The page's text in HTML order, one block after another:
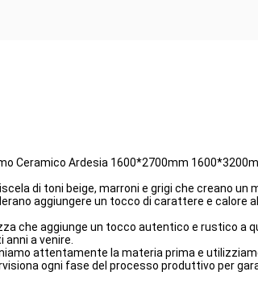
Ceramico Ardesia 1600*2700mm
di toni beige, marroni e grigi che creano
aggiungere un tocco di carattere e calore
che aggiunge un tocco autentico e rustico a
a venire.
attentamente la materia prima e
ogni fase del processo produttivo per